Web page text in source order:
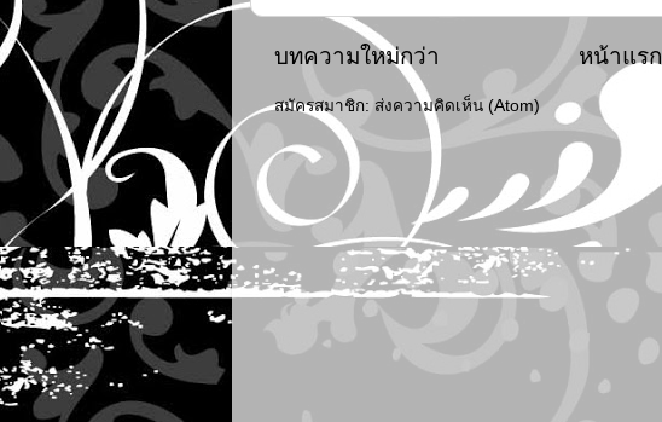
บทความใหม่กว่า หน้าแรก
สมัครสมาชิก: ส่งความคิดเห็น (Atom)